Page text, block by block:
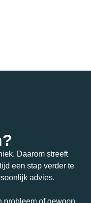
Daarom streeft
een stap verder te
advies.
probleem of gewoon